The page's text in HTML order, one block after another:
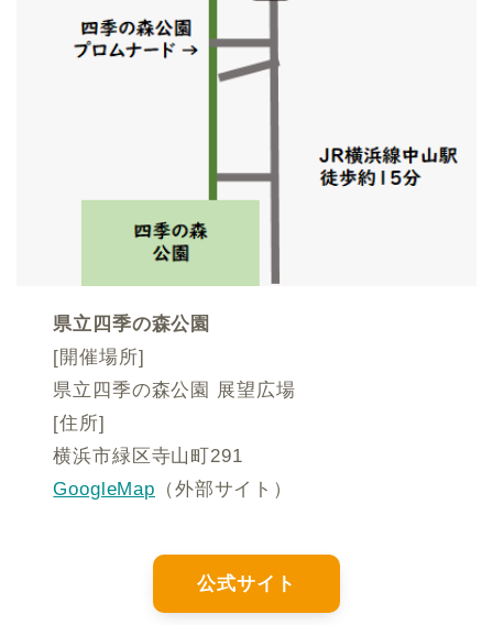
県立四季の森公園
[開催場所]
県立四季の森公園 展望広場
[住所]
横浜市緑区寺山町291
GoogleMap （外部サイト）
公式サイト